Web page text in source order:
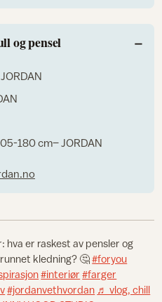
og pensel
180 cm– JORDAN
hva er raskest av pensler og
kledning? 🤔#foryou
#interiør #farger
#jordanvethvordan ♬ vlog, chill